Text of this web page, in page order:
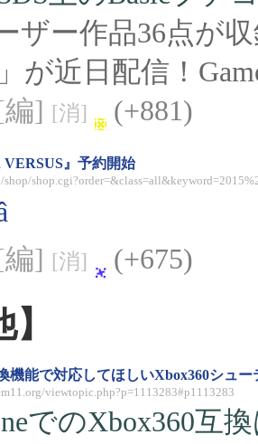
ザー作品36点が
が近日配信！
] [消] (+881)
VERSUS』予約開始
] [消] (+675)
機能で対応してほしいXbox360シュ
viewtopic.php?p=1113283#p1113283
でのXbox360互